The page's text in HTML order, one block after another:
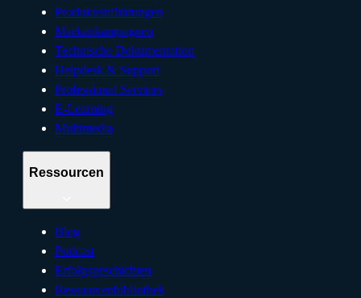
Produkteinführungen
Markenkampagnen
Technische Dokumentation
Helpdesk & Support
Professional Services
E-Learning
Multimedia
Ressourcen
Blog
Podcast
Erfolgsgeschichten
Ressourcenbibliothek